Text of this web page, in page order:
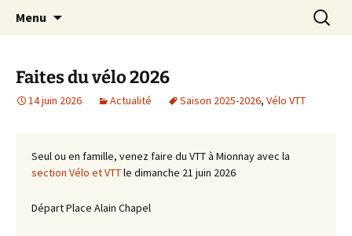
ASCM
Association Sportive et Culturelle de Mionnay
Menu
Faites du vélo 2026
14 juin 2026 Actualité Saison 2025-2026, Vélo VTT
Seul ou en famille, venez faire du VTT à Mionnay avec la
section Vélo et VTTle dimanche 21 juin 2026
Départ Place Alain Chapel